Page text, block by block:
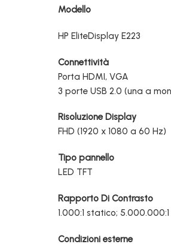
Modello
HP EliteDisplay E223
Connettività
Porta HDMI, VGA
3 porte USB 2.0 (una a
Risoluzione Display
FHD (1920 x 1080 a 60 Hz)
Tipo pannello
LED TFT
Rapporto Di Contrasto
1.000:1 statico;
Condizioni